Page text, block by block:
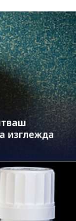
изглежда